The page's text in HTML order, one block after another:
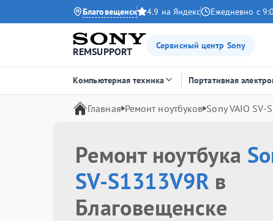
Благовещенск 4.9 на Яндекс Ежедневно с
REMSUPPORT
Сервисный центр Sony
Компьютерная техника Портативная
Главная Ремонт ноутбуков Sony VAIO SV-
Ремонт ноутбука
SV-S1313V9R в
Благовещенске